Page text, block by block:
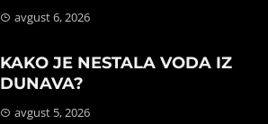
avgust 6, 2026
KAKO JE NESTALA VODA IZ
DUNAVA?
avgust 5, 2026